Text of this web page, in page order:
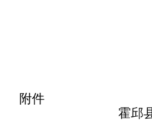
附件
霍邱